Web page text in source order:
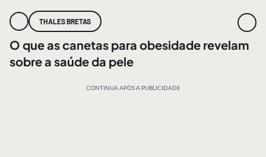
THALES BRETAS
O que as canetas para obesidade revelam
sobre a saúde da pele
CONTINUA APÓS A PUBLICIDADE